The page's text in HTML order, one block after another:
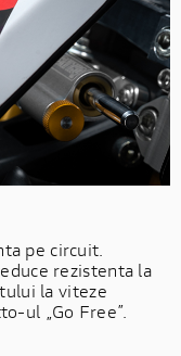
pe circuit.
rezistenta la
la viteze
ul „Go Free”.